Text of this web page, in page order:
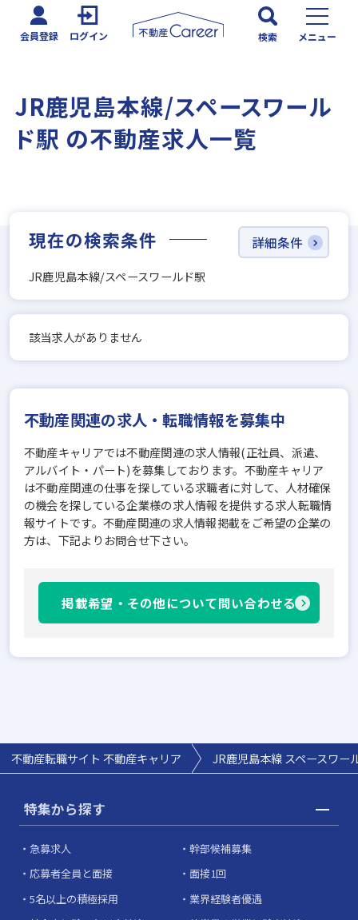
会員登録 ログイン 検索 メニュー
JR鹿児島本線/スペースワール
ド駅 の不動産求人一覧
現在の検索条件
JR鹿児島本線/スペースワールド駅
詳細条件
該当求人がありません
不動産関連の求人・転職情報を募集中
不動産キャリアでは不動産関連の求人情報(正社員、派遣、
アルバイト・パート)を募集しております。不動産キャリア
は不動産関連の仕事を探している求職者に対して、人材確保
の機会を探している企業様の求人情報を提供する求人転職情
報サイトです。不動産関連の求人情報掲載をご希望の企業の
方は、下記よりお問合せ下さい。
掲載希望・その他について問い合わせる
不動産転職サイト 不動産キャリア JR鹿児島本線 スペースワー
特集から探す
急募求人
幹部候補募集
応募者全員と面接
面接1回
5名以上の積極採用
業界経験者優遇